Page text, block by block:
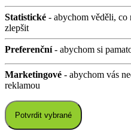
Statistické - abychom věděli, co
zlepšit
Preferenční- abychom si
Marketingové - abychom vás
reklamou
Potvrdit vybrané